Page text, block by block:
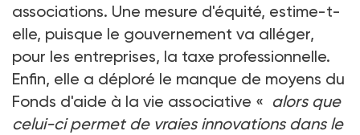
associations. Une mesure d'équité, estime-t-
elle, puisque le gouvernement va alléger,
pour les entreprises, la taxe professionnelle.
Enfin, elle a déploré le manque de moyens du
Fonds d'aide à la vie associative « alors que
celui-ci permet de vraies innovations dans le